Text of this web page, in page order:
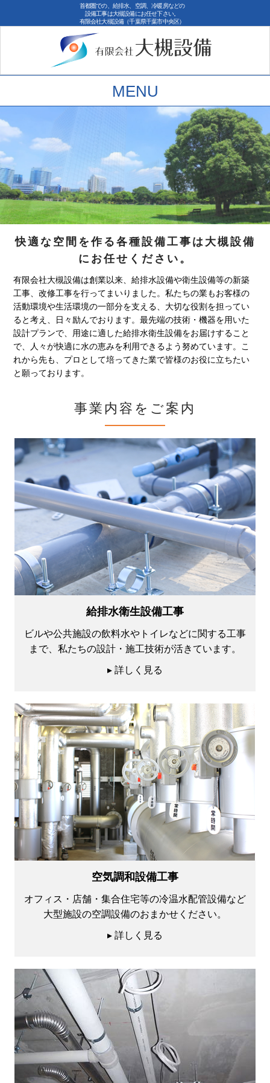
首都圏での、給排水、空調、冷暖房などの
設備工事は大槻設備にお任せ下さい。
有限会社大槻設備（千葉県千葉市中央区）
MENU
快適な空間を作る各種設備工事は大槻設備
にお任せください。
有限会社大槻設備は創業以来、給排水設備や衛生設備等の新築
工事、改修工事を行ってまいりました。私たちの業もお客様の
活動環境や生活環境の一部分を支える、大切な役割を担ってい
ると考え、日々励んでおります。最先端の技術・機器を用いた
設計プランで、用途に適した給排水衛生設備をお届けすること
で、人々が快適に水の恵みを利用できるよう努めています。こ
れから先も、プロとして培ってきた業で皆様のお役に立ちたい
と願っております。
事業内容をご案内
給排水衛生設備工事
ビルや公共施設の飲料水やトイレなどに関する工事
まで、私たちの設計・施工技術が活きています。
▸ 詳しく見る
空気調和設備工事
オフィス・店舗・集合住宅等の冷温水配管設備など
大型施設の空調設備のおまかせください。
▸ 詳しく見る